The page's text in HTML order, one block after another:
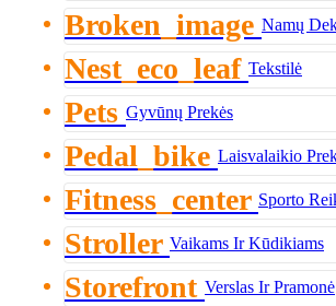
Broken_image Namų
Nest_eco_leaf Tekstilė
Pets Gyvūnų Prekės
Pedal_bike Laisvalaikio
Fitness_center Sporto
Stroller Vaikams Ir Kūdikiams
Storefront Verslas Ir Pramonė